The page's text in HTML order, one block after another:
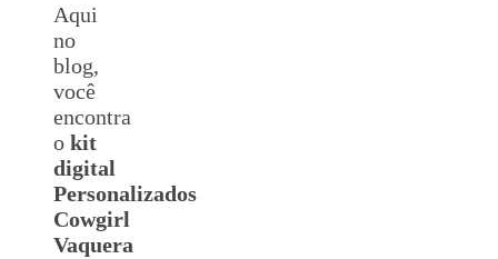
Aqui
no
blog,
você
encontra
o kit
digital
Personalizados
Cowgirl
Vaquera